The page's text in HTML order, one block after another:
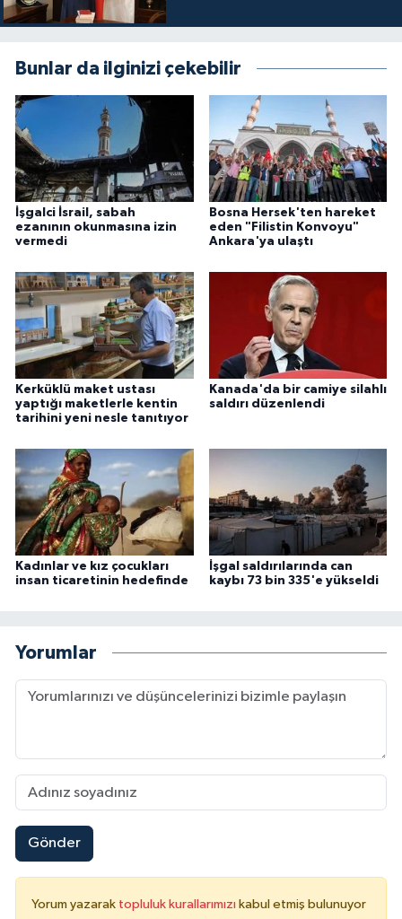
Bunlar da ilginizi çekebilir
İşgalci İsrail, sabah
ezanının okunmasına izin
vermedi
Bosna Hersek'ten hareket
eden "Filistin Konvoyu"
Ankara'ya ulaştı
Kerküklü maket ustası
yaptığı maketlerle kentin
tarihini yeni nesle tanıtıyor
Kanada'da bir camiye silahlı
saldırı düzenlendi
Kadınlar ve kız çocukları
insan ticaretinin hedefinde
İşgal saldırılarında can
kaybı 73 bin 335'e yükseldi
Yorumlar
Gönder
Yorum yazarak topluluk kurallarımızı kabul etmiş bulunuyor
Osmaniye Müftülüğü
Rize Müftülüğü
Sakarya Müftülüğü
Samsun Müftülüğü
Siirt Müftülüğü
Sinop Müftülüğü
Sivas Müftülüğü
Şanlıurfa Müftülüğü
Şırnak Müftülüğü
Tekirdağ Müftülüğü
Van Müftülüğü
Yalova Müftülüğü
Zonguldak Müftülüğü